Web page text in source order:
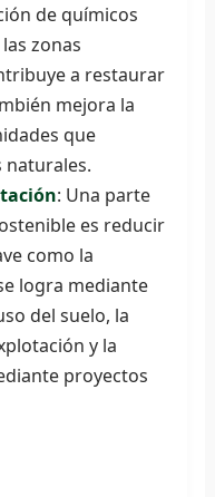
de químicos
zonas
a restaurar
mejora la
que
naturales.
: Una parte
es reducir
como la
logra mediante
del suelo, la
y la
proyectos